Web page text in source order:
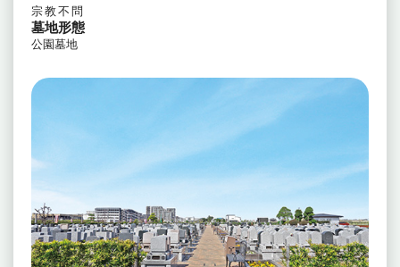
宗教不問
墓地形態
公園墓地